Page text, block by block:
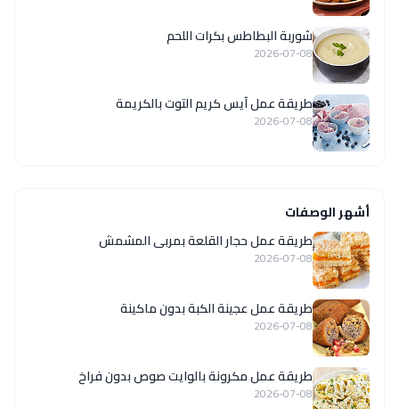
شوربة البطاطس بكرات اللحم
2026-07-08
طريقة عمل آيس كريم التوت بالكريمة
2026-07-08
أشهر الوصفات
طريقة عمل حجار القلعة بمربى المشمش
2026-07-08
طريقة عمل عجينة الكبة بدون ماكينة
2026-07-08
طريقة عمل مكرونة بالوايت صوص بدون فراخ
2026-07-08